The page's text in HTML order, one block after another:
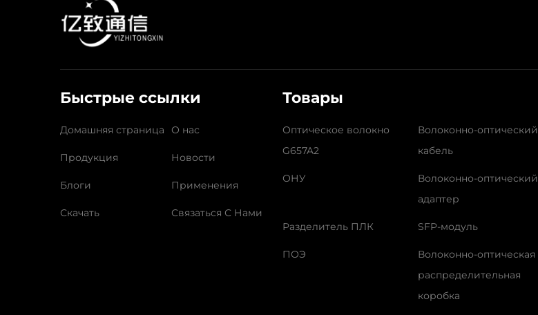
Быстрые ссылки
Домашняя страница О нас
Продукция Новости
Блоги Применения
Скачать Связаться С Нами
Товары
Оптическое волокно
G657A2
Волоконно-оптический
кабель
ОНУ
Волоконно-оптический
адаптер
Разделитель ПЛК SFP-модуль
ПОЭ
Волоконно-оптическая
распределительная
коробка